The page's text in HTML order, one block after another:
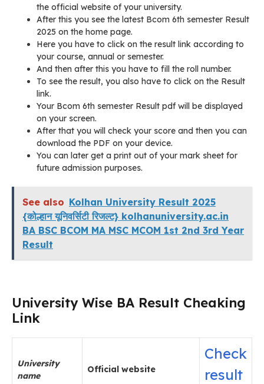
the official website of your university.
After this you see the latest Bcom 6th semester Result
2025 on the home page.
Here you have to click on the result link according to
your course, annual or semester.
And then after this you have to fill the roll number.
To see the result, you also have to click on the Result
link.
Your Bcom 6th semester Result pdf will be displayed
on your screen.
After that you will check your score and then you can
download the PDF on your device.
You can later get a print out of your mark sheet for
future admission purposes.
See also Kolhan University Result 2025
{कोल्हान यूनिवर्सिटी रिजल्ट} kolhanuniversity.ac.in
BA BSC BCOM MA MSC MCOM 1st 2nd 3rd Year
Result
University Wise BA Result Cheaking
Link
University
name
Official website
Check
result